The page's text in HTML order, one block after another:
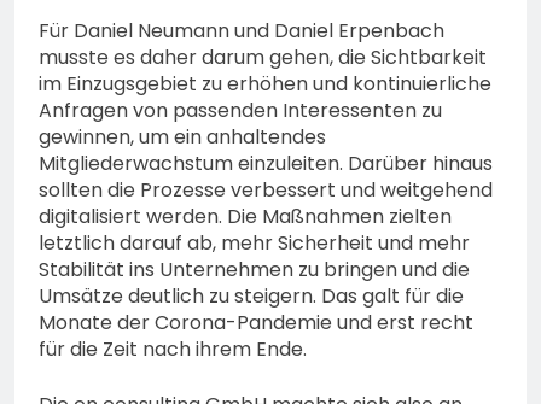
Für Daniel Neumann und Daniel Erpenbach
musste es daher darum gehen, die Sichtbarkeit
im Einzugsgebiet zu erhöhen und kontinuierliche
Anfragen von passenden Interessenten zu
gewinnen, um ein anhaltendes
Mitgliederwachstum einzuleiten. Darüber hinaus
sollten die Prozesse verbessert und weitgehend
digitalisiert werden. Die Maßnahmen zielten
letztlich darauf ab, mehr Sicherheit und mehr
Stabilität ins Unternehmen zu bringen und die
Umsätze deutlich zu steigern. Das galt für die
Monate der Corona-Pandemie und erst recht
für die Zeit nach ihrem Ende.